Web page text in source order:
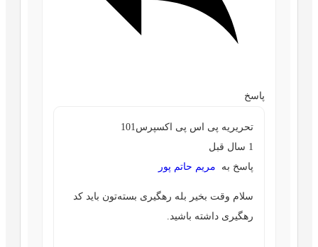
پاسخ
تحریریه پی اس پی اکسپرس101
1 سال قبل
پاسخ به مریم حاتم پور
سلام وقت بخیر بله رهگیری بسته‌تون باید کد
رهگیری داشته باشید.